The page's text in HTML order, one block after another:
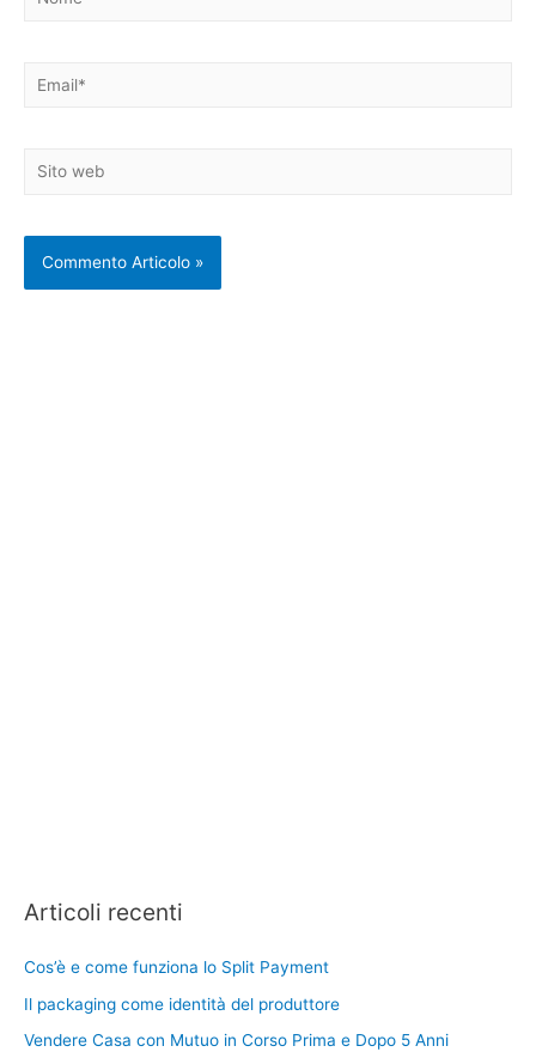
Email*
Sito
Articoli recenti
Cos’è e come funziona lo Split Payment
Il packaging come identità del produttore
Vendere Casa con Mutuo in Corso Prima e Dopo 5 Anni